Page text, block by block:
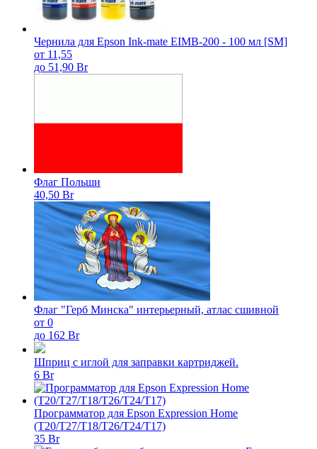
Чернила для Epson Ink-mate EIMB-200 - 100 мл [SM]
от 11,55
до 51,90 Br
Флаг Польши
40,50 Br
Флаг "Герб Минска" интерьерный, атлас сшивной
от 0
до 162 Br
Шприц с иглой для заправки картриджей.
6 Br
Программатор для Epson Expression Home
(T20/T27/T18/T26/T24/T17)
35 Br